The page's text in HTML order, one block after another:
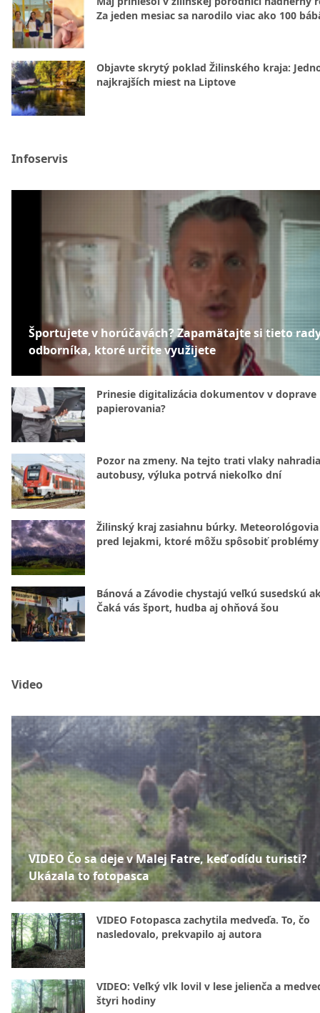
Za jeden mesiac sa narodilo viac ako 100
Objavte skrytý poklad Žilinského kraja:
najkrajších miest na Liptove
Infoservis
Športujete v horúčavách? Zapamätajte si tieto
odborníka, ktoré určite využijete
Prinesie digitalizácia dokumentov v doprave
papierovania?
Pozor na zmeny. Na tejto trati vlaky nahradia
autobusy, výluka potrvá niekoľko dní
Žilinský kraj zasiahnu búrky.
pred lejakmi, ktoré môžu spôsobiť problémy
Bánová a Závodie chystajú veľkú susedskú
Čaká vás šport, hudba aj ohňová šou
Video
VIDEO Čo sa deje v Malej Fatre, keď odídu turisti?
Ukázala to fotopasca
VIDEO Fotopasca zachytila medveďa. To, čo
nasledovalo, prekvapilo aj autora
VIDEO: Veľký vlk lovil v lese jelienča a
štyri hodiny